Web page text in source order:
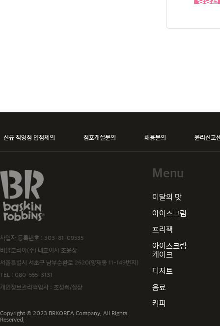
신규 직영점 입점제의 점포개설문의 채용문의 윤리신고
baskiN robbiNs
사업자 등록번호 : 303-81-09535
비알코리아(주) 대표이사 조윤상
서울특별시 서초구 남부순환로 2620(양재동 11-149번지)
TEL : 080-555-3131
개인정보관리책임자 : 조성희/실장
Copyright © 2023 BRKOREA Company. All Rights
Reserved.
Menu
이달의 맛
아이스크림
프리팩
아이스크림
케이크
디저트
음료
커피